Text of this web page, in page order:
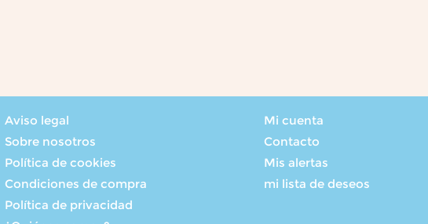
Aviso legal
Sobre nosotros
Política de cookies
Condiciones de compra
Política de privacidad
Mi cuenta
Contacto
Mis alertas
mi lista de deseos